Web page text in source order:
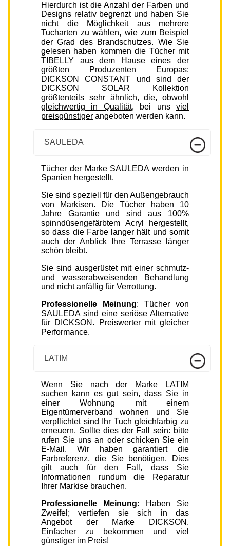
Hierdurch ist die Anzahl der Farben und
Designs relativ begrenzt und haben Sie
nicht die Möglichkeit aus mehrere
Tucharten zu wählen, wie zum Beispiel
der Grad des Brandschutzes. Wie Sie
gelesen haben kommen die Tücher mit
TIBELLY aus dem Hause eines der
größten Produzenten Europas:
DICKSON CONSTANT und sind der
DICKSON SOLAR Kollektion
größtenteils sehr ähnlich, die, obwohl
gleichwertig in Qualität, bei unsviel
preisgünstiger angeboten werden kann.
SAULEDA
Tücher der Marke SAULEDA werden in
Spanien hergestellt.
Sie sind speziell für den Außengebrauch
von Markisen. Die Tücher haben 10
Jahre Garantie und sind aus 100%
spinndüsengefärbtem Acryl hergestellt,
so dass die Farbe langer hält und somit
auch der Anblick Ihre Terrasse länger
schön bleibt.
Sie sind ausgerüstet mit einer schmutz-
und wasserabweisenden Behandlung
und nicht anfällig für Verrottung.
Professionelle Meinung: Tücher von
SAULEDA sind eine seriöse Alternative
für DICKSON. Preiswerter mit gleicher
Performance.
LATIM
Wenn Sie nach der Marke LATIM
suchen kann es gut sein, dass Sie in
einer Wohnung mit einem
Eigentümerverband wohnen und Sie
verpflichtet sind Ihr Tuch gleichfarbig zu
erneuern. Sollte dies der Fall sein: bitte
rufen Sie uns an oder schicken Sie ein
E-Mail. Wir haben garantiert die
Farbreferenz, die Sie benötigen. Dies
gilt auch für den Fall, dass Sie
Informationen rundum die Reparatur
Ihrer Markise brauchen.
Professionelle Meinung: Haben Sie
Zweifel; vertiefen sie sich in das
Angebot der Marke DICKSON.
Einfacher zu bekommen und viel
günstiger im Preis!